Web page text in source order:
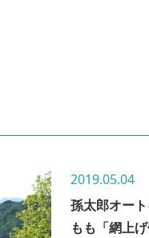
2019.05.04
孫太郎オー
もも「網上